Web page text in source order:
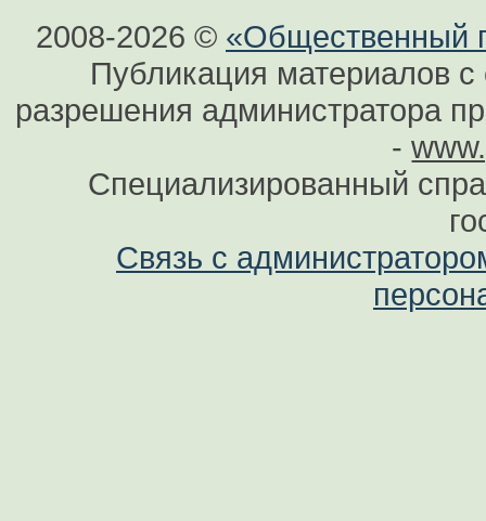
2008-2026 © «Общественный
Публикация материалов
разрешения администратора
-
Специализированный
Связь с